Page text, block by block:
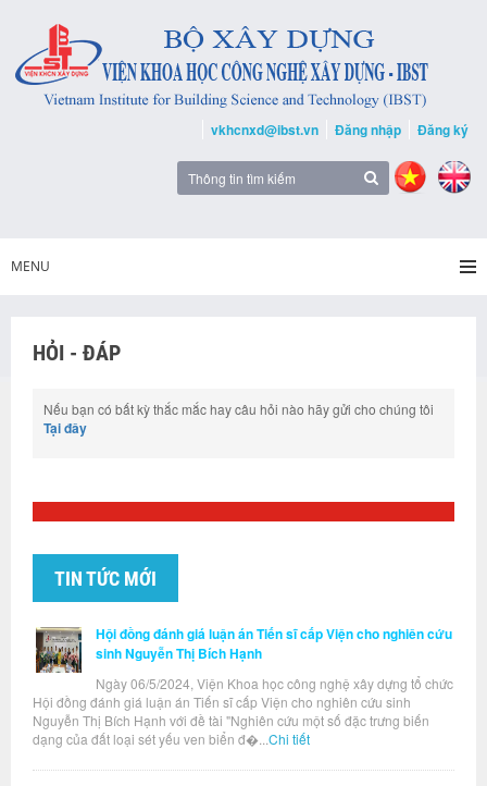
vkhcnxd@ibst.vn Đăng nhập Đăng ký
MENU
HỎI - ĐÁP
Nếu bạn có bất kỳ thắc mắc hay câu hỏi nào hãy gửi cho chúng tôi
Tại đây
TIN TỨC MỚI
Hội đồng đánh giá luận án Tiến sĩ cấp Viện cho nghiên cứu
sinh Nguyễn Thị Bích Hạnh
Ngày 06/5/2024, Viện Khoa học công nghệ xây dựng tổ chức
Hội đồng đánh giá luận án Tiến sĩ cấp Viện cho nghiên cứu sinh
Nguyễn Thị Bích Hạnh với đề tài "Nghiên cứu một số đặc trưng biến
dạng của đất loại sét yếu ven biển đ�... Chi tiết